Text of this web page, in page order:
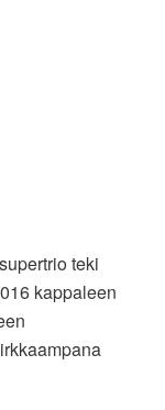
teki
kappaleen